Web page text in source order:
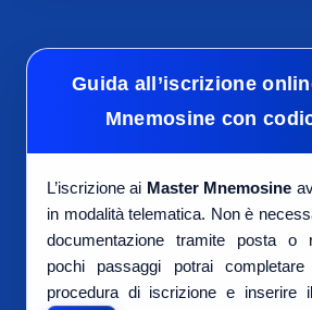
Guida all’iscrizione
Mnemosine con
L’iscrizione ai Master Mnemosine
in modalità telematica. Non è
documentazione tramite posta o
pochi passaggi potrai
procedura di iscrizione e inserire